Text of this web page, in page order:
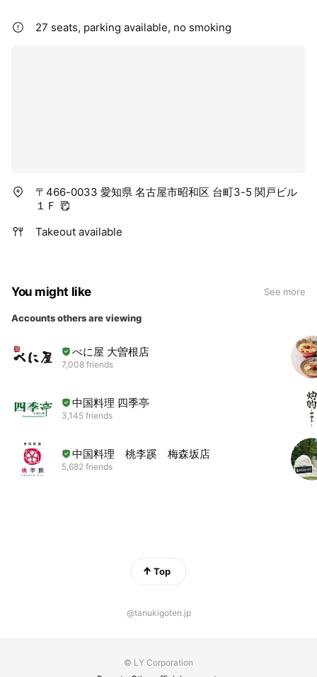
27 seats, parking available, no smoking
〒466-0033 愛知県 名古屋市昭和区 台町3-5 関戸ビル
１Ｆ
Takeout available
You might like See more
Accounts others are viewing
べに屋 大曽根店
7,008 friends
中国料理 四季亭
3,145 friends
中国料理 桃李蹊 梅森坂店
5,682 friends
Top
@tanukigoten.jp
© LY Corporation